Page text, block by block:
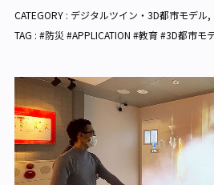
CATEGORY : デジタルツイン・3D都市モデル,
TAG : #防災 #APPLICATION #教育 #3D都市モ